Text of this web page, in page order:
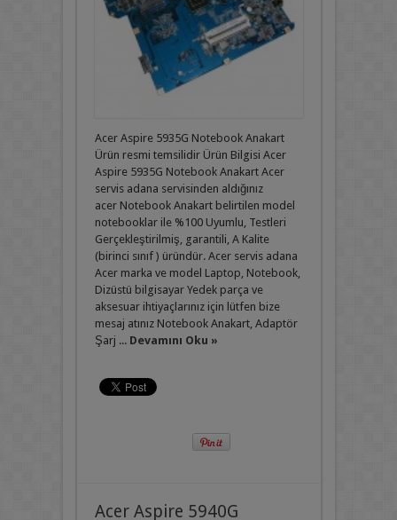
Acer Aspire 5935G Notebook Anakart
Ürün resmi temsilidir Ürün Bilgisi Acer
Aspire 5935G Notebook Anakart Acer
servis adana servisinden aldığınız
acer Notebook Anakart belirtilen model
notebooklar ile %100 Uyumlu, Testleri
Gerçekleştirilmiş, garantili, A Kalite
(birinci sınıf ) üründür. Acer servis adana
Acer marka ve model Laptop, Notebook,
Dizüstü bilgisayar Yedek parça ve
aksesuar ihtiyaçlarınız için lütfen bize
mesaj atınız Notebook Anakart, Adaptör
Şarj ... Devamını Oku »
Acer Aspire 5940G